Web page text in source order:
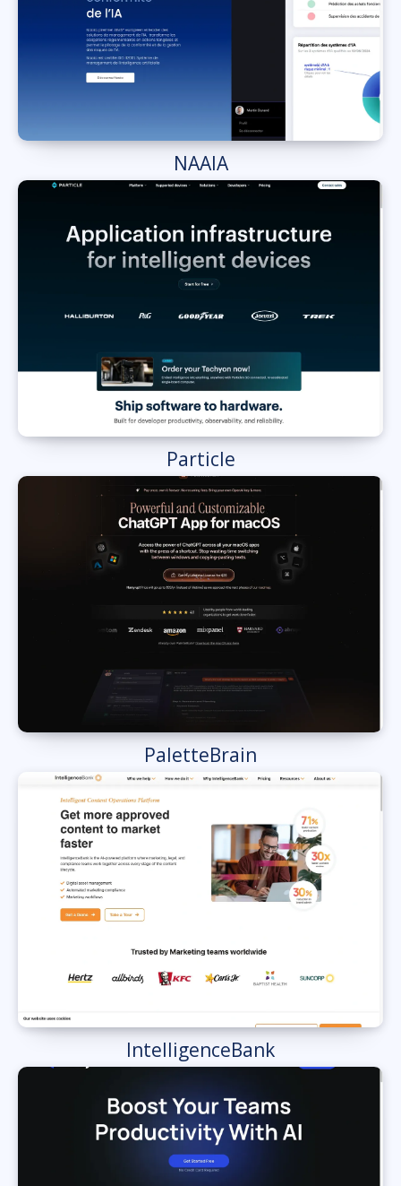
NAAIA
Particle
PaletteBrain
IntelligenceBank